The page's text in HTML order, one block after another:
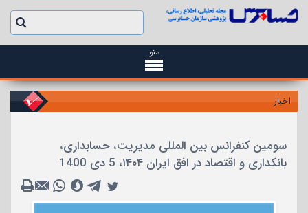
منو
اخبار
سومین کنفرانس بین المللی مدیریت، حسابداری،
بانکداری و اقتصاد در افق ایران ۱۴۰۴، 5 دی 1400